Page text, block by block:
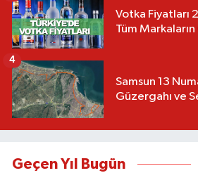
Votka Fiyatları
Tüm
Samsun 13
Güzergahı ve
4
Geçen Yıl Bugün